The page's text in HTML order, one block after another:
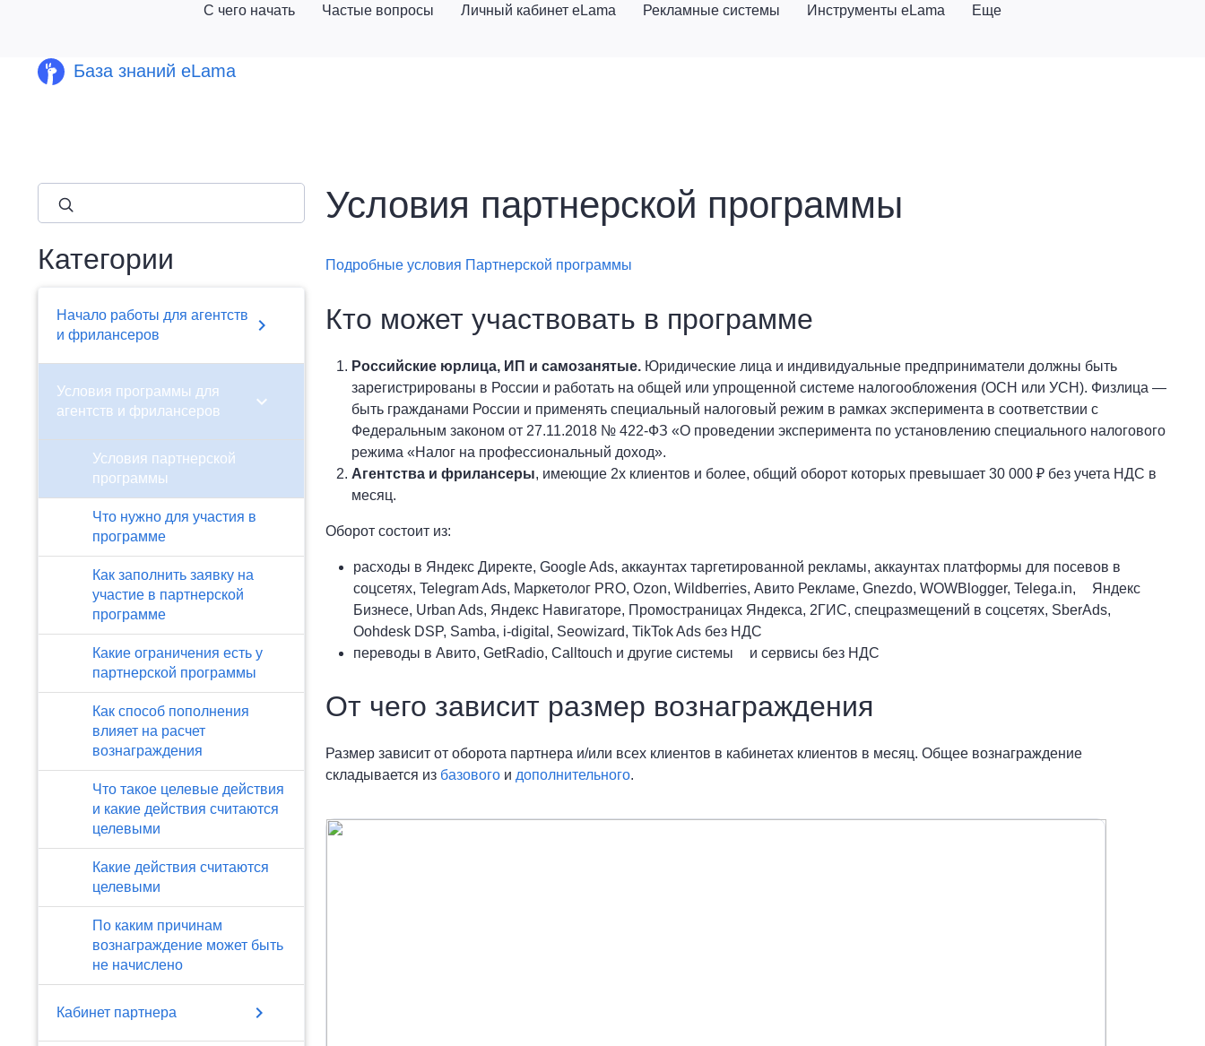
База знаний eLama
С чего начать Частые вопросы Личный кабинет eLama Рекламные системы Инструменты eLama Еще
Категории
Начало работы для агентств
и фрилансеров
chevron_right
Условия программы для
агентств и фрилансеров
chevron_right
Условия партнерской
программы
Что нужно для участия в
программе
Как заполнить заявку на
участие в партнерской
программе
Какие ограничения есть у
партнерской программы
Как способ пополнения
влияет на расчет
вознаграждения
Что такое целевые действия
и какие действия считаются
целевыми
Какие действия считаются
целевыми
По каким причинам
вознаграждение может быть
не начислено
Кабинет партнера chevron_right
Условия партнерской программы
Подробные условия Партнерской программы
Кто может участвовать в программе
Российские юрлица, ИП и самозанятые.Юридические лица и индивидуальные предприниматели должны быть
зарегистрированы в России и работать на общей или упрощенной системе налогообложения (ОСН или УСН). Физлица —
быть гражданами России и применять специальный налоговый режим в рамках эксперимента в соответствии с
Федеральным законом от 27.11.2018 № 422-ФЗ «О проведении эксперимента по установлению специального налогового
режима «Налог на профессиональный доход».
Агентства и фрилансеры, имеющие 2х клиентов и более, общий оборот которых превышает 30 000 ₽ без учета НДС в
месяц.
Оборот состоит из:
расходы в Яндекс Директе, Google Ads, аккаунтах таргетированной рекламы, аккаунтах платформы для посевов в
соцсетях, Telegram Ads, Маркетолог PRO, Ozon, Wildberries, Авито Рекламе, Gnezdo, WOWBlogger, Telega.in, Яндекс
Бизнесе, Urban Ads, Яндекс Навигаторе, Промостраницах Яндекса, 2ГИС, спецразмещений в соцсетях, SberAds,
Oohdesk DSP, Samba, i-digital, Seowizard, TikTok Ads без НДС
переводы в Авито, GetRadio, Calltouch и другие системы и сервисы без НДС
От чего зависит размер вознаграждения
Размер зависит от оборота партнера и/или всех клиентов в кабинетах клиентов в месяц. Общее вознаграждение
складывается из базовогои дополнительного.